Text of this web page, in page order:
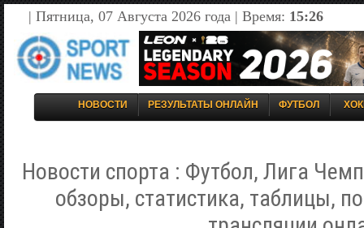
| Пятница, 07 Августа 2026 года | Время: 15:26
НОВОСТИ РЕЗУЛЬТАТЫ ОНЛАЙН ФУТБОЛ
Новости спорта : Футбол, Лига
обзоры, статистика, таблицы,